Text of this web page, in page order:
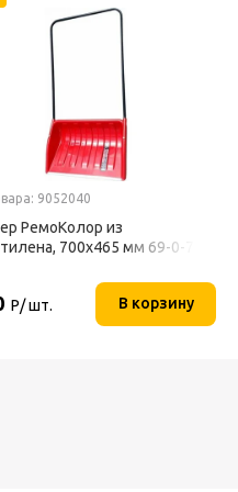
9052040
РемоКолор из
700x465 мм 69-0-700
Р/ шт. В корзину